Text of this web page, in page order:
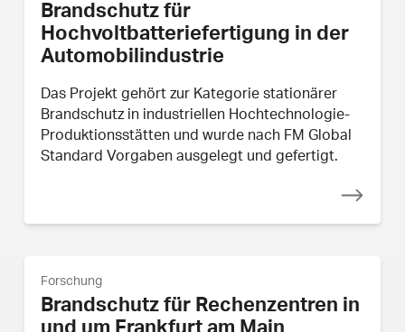
Brandschutz für
Hochvoltbatteriefertigung in der
Automobilindustrie
Das Projekt gehört zur Kategorie stationärer
Brandschutz in industriellen Hochtechnologie-
Produktionsstätten und wurde nach FM Global
Standard Vorgaben ausgelegt und gefertigt.
Forschung
Brandschutz für Rechenzentren in
und um Frankfurt am Main